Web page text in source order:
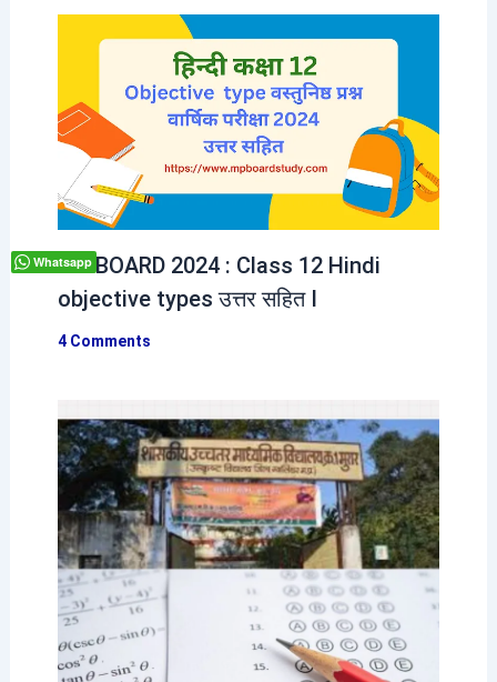
MP BOARD 2024 : Class 12 Hindi
objective types उत्तर सहित I
4 Comments
Whatsapp